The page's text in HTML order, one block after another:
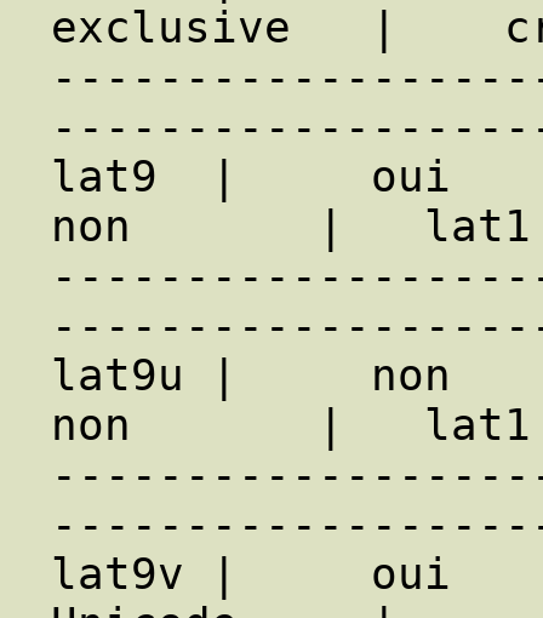
exclusive   |
lat9  |     oui
non       |   lat1
lat9u |     non
non       |   lat1
lat9v |     oui